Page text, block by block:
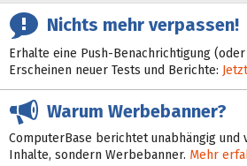
Nichts mehr verpassen!
Erhalte eine Push-Benachrichtigung
Erscheinen neuer Tests und Berichte:
Warum Werbebanner?
ComputerBase berichtet unabhängig und
Inhalte, sondern Werbebanner. Mehr